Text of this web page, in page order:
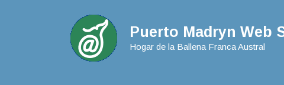
Puerto Madryn Web
Hogar de la Ballena Franca Austral